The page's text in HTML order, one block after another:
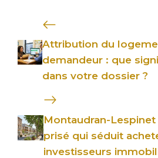
Attribution du
demandeur : que
dans votre dossier ?
Montaudran-Lespinet
prisé qui séduit
investisseurs